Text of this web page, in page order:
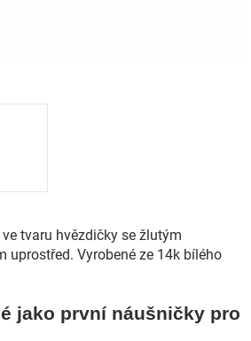
tvaru hvězdičky se žlutým
uprostřed. Vyrobené ze 14k bílého
jako první náušničky pro